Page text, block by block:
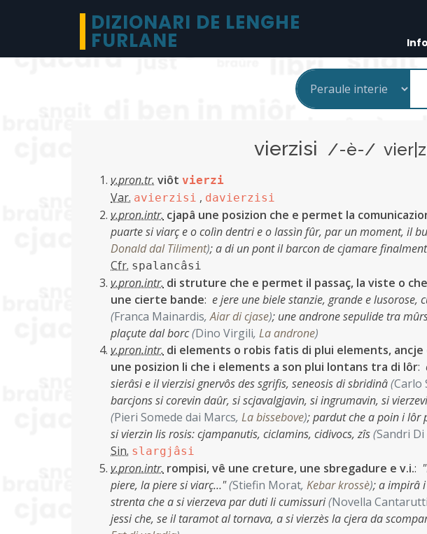
DIZIONARI DE LENGHE
FURLANE
vierzisi /-è-/
v.pron.tr. viôt vierzi
Var. avierzisi , davierzisi
v.pron.intr. cjapâ une posizion che e permet la
puarte si viarç e o colìn dentri e o lassìn fûr, par un moment, il
Donald dal Tiliment);a di un pont il barcon de cjamare
Cfr. spalancâsi
v.pron.intr. di struture che e permet il passaç, la viste o
une cierte bande: e jere une biele stanzie, grande e lusorose,
(Franca Mainardis,Aiar di cjase); une androne sepulide tra
plaçute dal borc(Dino Virgili, La androne)
v.pron.intr. di elements o robis fatis di plui elements,
une posizion li che i elements a son plui lontans tra di lôr:
sierâsi e il vierzisi gnervôs des sgrifis, seneosis di sbridinâ(Carlo
barcjons si corevin daûr, si scjavalgjavin, si ingrumavin, si
(Pieri Somede dai Marcs, La bissebove);pardut che a poin i lôr
si vierzin lis rosis: cjampanutis, ciclamins, cidivocs, zîs(Sandri Di
Sin. slargjâsi
v.pron.intr. rompisi, vê une creture, une sbregadure e v.i.:
piere, la piere si viarç…"(Stiefin Morat, Kebar krossè);a impirâ
strenta che a si vierzeva par duti li cumissuri(Novella Cantarutti
jessi che, se il taramot al tornava, a si vierzès la cjera da